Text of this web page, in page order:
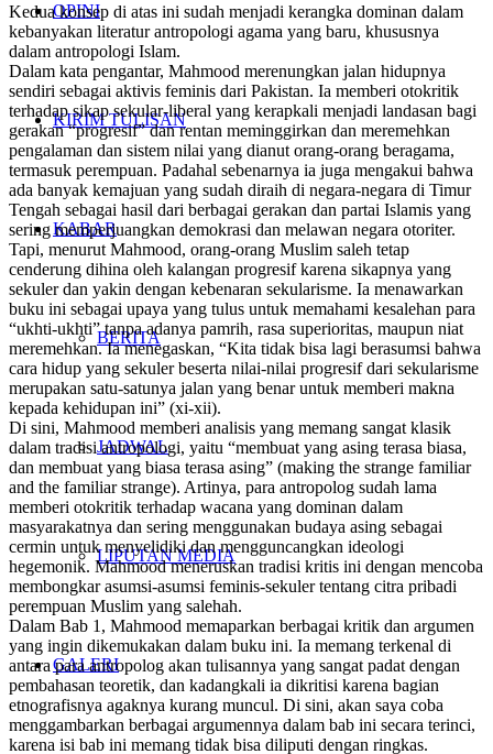
OPINI
KIRIM TULISAN
KABAR
BERITA
JADWAL
LIPUTAN MEDIA
GALERI
Kedua konsep di atas ini sudah menjadi kerangka dominan dalam
kebanyakan literatur antropologi agama yang baru, khususnya
dalam antropologi Islam.
Dalam kata pengantar, Mahmood merenungkan jalan hidupnya
sendiri sebagai aktivis feminis dari Pakistan. Ia memberi otokritik
terhadap sikap sekular-liberal yang kerapkali menjadi landasan bagi
gerakan “progresif” dan rentan meminggirkan dan meremehkan
pengalaman dan sistem nilai yang dianut orang-orang beragama,
termasuk perempuan. Padahal sebenarnya ia juga mengakui bahwa
ada banyak kemajuan yang sudah diraih di negara-negara di Timur
Tengah sebagai hasil dari berbagai gerakan dan partai Islamis yang
sering memperjuangkan demokrasi dan melawan negara otoriter.
Tapi, menurut Mahmood, orang-orang Muslim saleh tetap
cenderung dihina oleh kalangan progresif karena sikapnya yang
sekuler dan yakin dengan kebenaran sekularisme. Ia menawarkan
buku ini sebagai upaya yang tulus untuk memahami kesalehan para
“ukhti-ukhti” tanpa adanya pamrih, rasa superioritas, maupun niat
meremehkan. Ia menegaskan, “Kita tidak bisa lagi berasumsi bahwa
cara hidup yang sekuler beserta nilai-nilai progresif dari sekularisme
merupakan satu-satunya jalan yang benar untuk memberi makna
kepada kehidupan ini” (xi-xii).
Di sini, Mahmood memberi analisis yang memang sangat klasik
dalam tradisi antropologi, yaitu “membuat yang asing terasa biasa,
dan membuat yang biasa terasa asing” (making the strange familiar
and the familiar strange). Artinya, para antropolog sudah lama
memberi otokritik terhadap wacana yang dominan dalam
masyarakatnya dan sering menggunakan budaya asing sebagai
cermin untuk menyelidiki dan mengguncangkan ideologi
hegemonik. Mahmood meneruskan tradisi kritis ini dengan mencoba
membongkar asumsi-asumsi feminis-sekuler tentang citra pribadi
perempuan Muslim yang salehah.
Dalam Bab 1 , Mahmood memaparkan berbagai kritik dan argumen
yang ingin dikemukakan dalam buku ini. Ia memang terkenal di
antara para antropolog akan tulisannya yang sangat padat dengan
pembahasan teoretik, dan kadangkali ia dikritisi karena bagian
etnografisnya agaknya kurang muncul. Di sini, akan saya coba
menggambarkan berbagai argumennya dalam bab ini secara terinci,
karena isi bab ini memang tidak bisa diliputi dengan ringkas.